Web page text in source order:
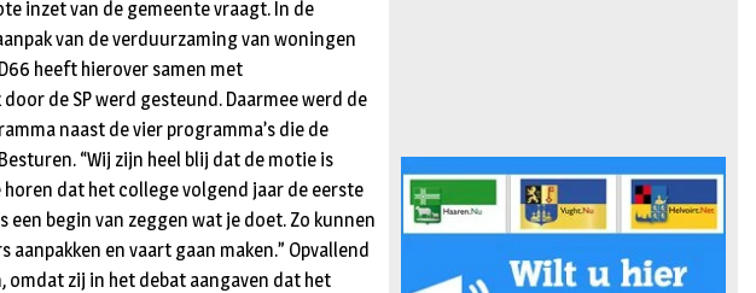
inzet van de gemeente vraagt. In de
van de verduurzaming van woningen
heeft hierover samen met
de SP werd gesteund. Daarmee werd de
naast de vier programma’s die de
“Wij zijn heel blij dat de motie is
horen dat het college volgend jaar de eerste
begin van zeggen wat je doet. Zo kunnen
en vaart gaan maken.” Opvallend
omdat zij in het debat aangaven dat het